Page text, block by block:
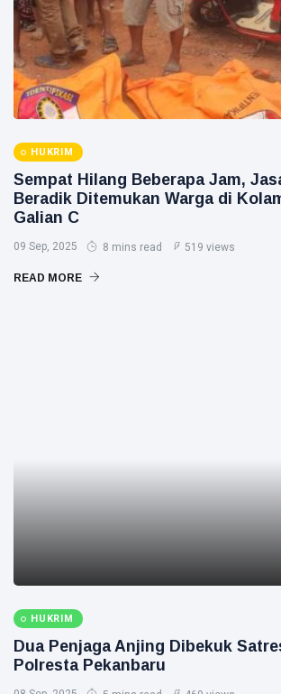
HUKRIM
Sempat Hilang Beberapa Jam,
Beradik Ditemukan Warga di
Galian C
09 Sep, 2025 8 mins read 519 views
READ MORE
HUKRIM
Dua Penjaga Anjing Dibekuk
Polresta Pekanbaru